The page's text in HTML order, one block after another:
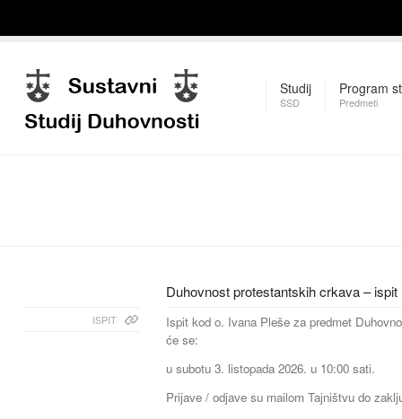
Studij
SSD
Program
Predmeti
Duhovnost protestantskih crkava – ispit
ISPIT
Ispit kod o. Ivana Pleše za predmet
će se:
u subotu 3. listopada 2026. u 10:00 sati.
Prijave / odjave su mailom Tajništvu do